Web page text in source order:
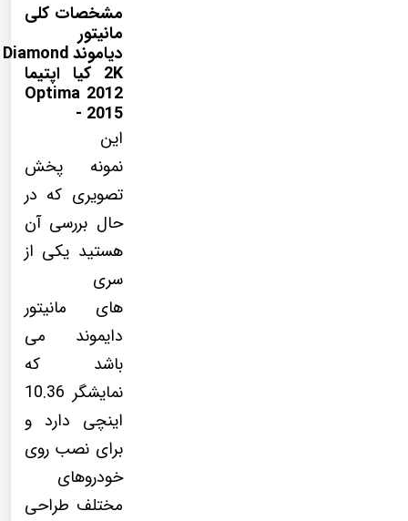
مشخصات کلی
مانیتور
دیاموند Diamond
2K کیا اپتیما
Optima 2012
- 2015
این
نمونه پخش
تصویری که در
حال بررسی آن
هستید یکی از
سری
های مانیتور
دایموند می
باشد که
نمایشگر 10.36
اینچی دارد و
برای نصب روی
خودروهای
مختلف طراحی